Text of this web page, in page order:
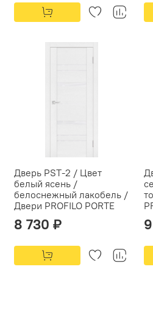
Дверь PST-2 / Цвет
белый ясень /
белоснежный лакобель /
Двери PROFILO PORTE
8 730 ₽